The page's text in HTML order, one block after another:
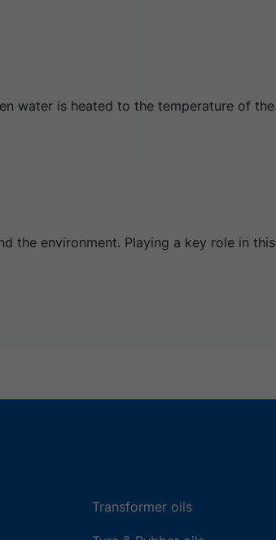
water is heated to the temperature of the
the environment. Playing a key role in this
Transformer oils